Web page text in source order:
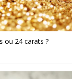
ou 24 carats ?